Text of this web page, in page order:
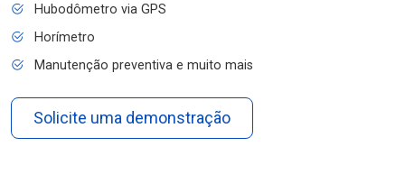
Hubodômetro via GPS
Horímetro
Manutenção preventiva e muito mais
Solicite uma demonstração